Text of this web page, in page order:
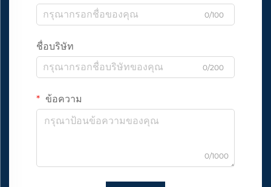
0/100
ชื่อบริษัท
0/200
ข้อความ
0/1000